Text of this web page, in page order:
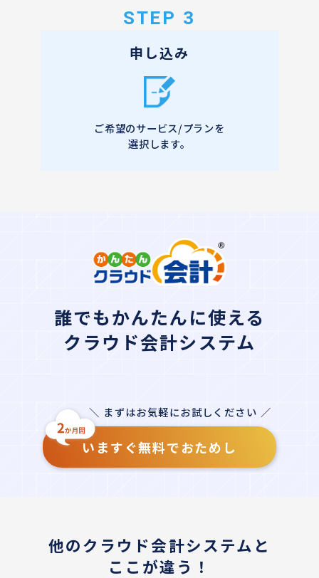
STEP 3
申し込み
ご希望のサービス/プランを
選択します。
誰でもかんたんに使える
クラウド会計システム
＼ まずはお気軽にお試しください ／
いますぐ無料でおためし
他のクラウド会計システムと
ここが違う！